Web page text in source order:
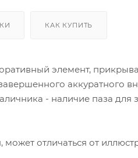
КАК КУПИТЬ
элемент,
аккуратного
- наличие паза
отличаться от